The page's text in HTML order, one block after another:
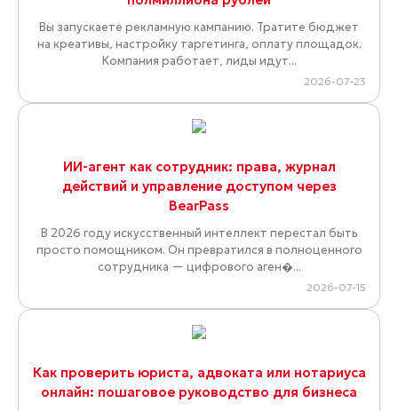
Вы запускаете рекламную кампанию. Тратите бюджет
на креативы, настройку таргетинга, оплату площадок.
Компания работает, лиды идут...
2026-07-23
ИИ-агент как сотрудник: права, журнал
действий и управление доступом через
BearPass
В 2026 году искусственный интеллект перестал быть
просто помощником. Он превратился в полноценного
сотрудника — цифрового аген�...
2026-07-15
Как проверить юриста, адвоката или нотариуса
онлайн: пошаговое руководство для бизнеса